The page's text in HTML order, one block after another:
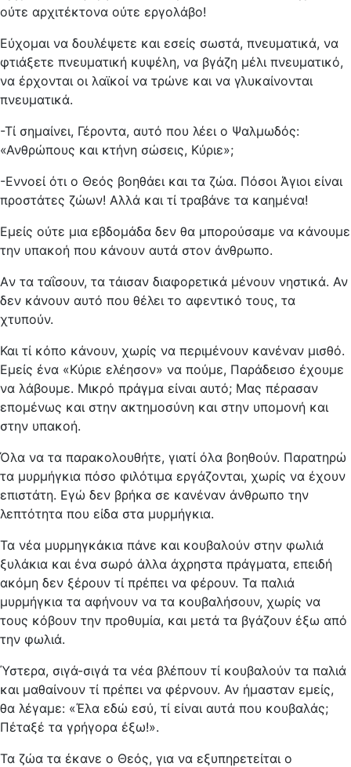
ούτε αρχιτέκτονα ούτε εργολάβο!
Εύχομαι να δουλέψετε και εσείς σωστά, πνευματικά, να
φτιάξετε πνευματική κυψέλη, να βγάζη μέλι πνευματικό,
να έρχονται οι λαϊκοί να τρώνε και να γλυκαίνονται
πνευματικά.
-Τί σημαίνει, Γέροντα, αυτό που λέει ο Ψαλμωδός:
«Ανθρώπους και κτήνη σώσεις, Κύριε»;
-Εννοεί ότι ο Θεός βοηθάει και τα ζώα. Πόσοι Άγιοι είναι
προστάτες ζώων! Αλλά και τί τραβάνε τα καημένα!
Εμείς ούτε μια εβδομάδα δεν θα μπορούσαμε να κάνουμε
την υπακοή που κάνουν αυτά στον άνθρωπο.
Aν τα ταΐσουν, τα τάισαν διαφορετικά μένουν νηστικά. Αν
δεν κάνουν αυτό που θέλει το αφεντικό τους, τα
χτυπούν.
Και τί κόπο κάνουν, χωρίς να περιμένουν κανέναν μισθό.
Εμείς ένα «Κύριε ελέησον» να πούμε, Παράδεισο έχουμε
να λάβουμε. Μικρό πράγμα είναι αυτό; Μας πέρασαν
επομένως και στην ακτημοσύνη και στην υπομονή και
στην υπακοή.
Όλα να τα παρακολουθήτε, γιατί όλα βοηθούν. Παρατηρώ
τα μυρμήγκια πόσο φιλότιμα εργάζονται, χωρίς να έχουν
επιστάτη. Εγώ δεν βρήκα σε κανέναν άνθρωπο την
λεπτότητα που είδα στα μυρμήγκια.
Τα νέα μυρμηγκάκια πάνε και κουβαλούν στην φωλιά
ξυλάκια και ένα σωρό άλλα άχρηστα πράγματα, επειδή
ακόμη δεν ξέρουν τί πρέπει να φέρουν. Τα παλιά
μυρμήγκια τα αφήνουν να τα κουβαλήσουν, χωρίς να
τους κόβουν την προθυμία, και μετά τα βγάζουν έξω από
την φωλιά.
Ύστερα, σιγά-σιγά τα νέα βλέπουν τί κουβαλούν τα παλιά
και μαθαίνουν τί πρέπει να φέρνουν. Αν ήμασταν εμείς,
θα λέγαμε: «Έλα εδώ εσύ, τί είναι αυτά που κουβαλάς;
Πέταξέ τα γρήγορα έξω!».
Τα ζώα τα έκανε ο Θεός, για να εξυπηρετείται ο